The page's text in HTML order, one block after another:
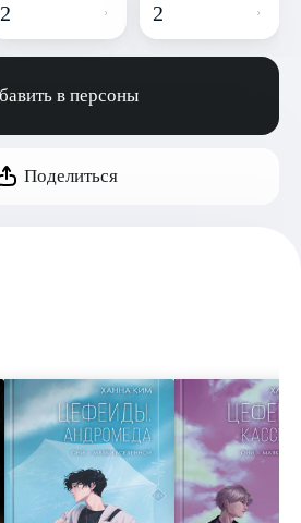
2 2
в персоны
Поделиться